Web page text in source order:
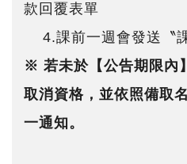
款回覆表單
4.課前一週會發送〝
※ 若未於【公告期限內
取消資格，並依照備取
一通知。